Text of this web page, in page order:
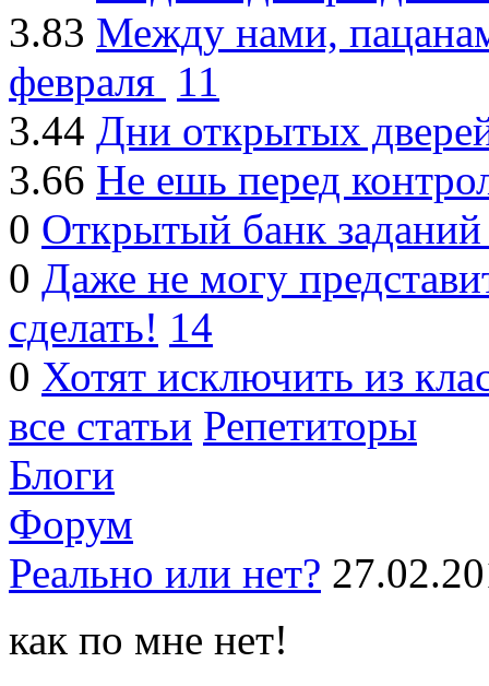
3.83 Между нами,
февраля 11
3.44 Дни открытых
3.66 Не ешь перед
0 Открытый банк
0 Даже не могу
сделать! 14
0 Хотят исключить из
все статьи Репетиторы
Блоги
Форум
Реально или нет?
как по мне нет!